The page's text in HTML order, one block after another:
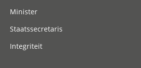
Minister
Staatssecretaris
Integriteit